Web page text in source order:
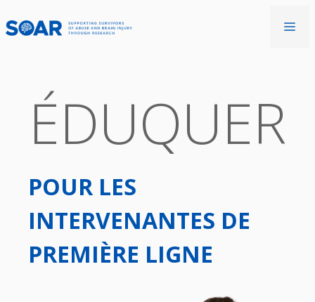
au
ÉDUQUER
POUR LES
INTERVENANTES DE
PREMIÈRE LIGNE